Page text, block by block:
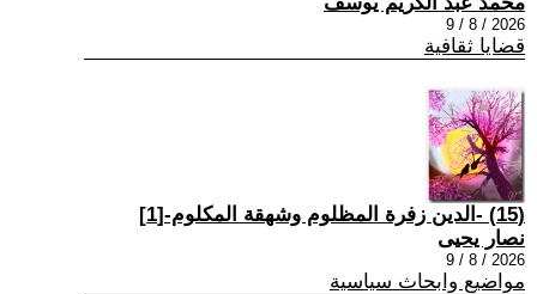
2026 / 8 / 9
قضايا ثقافية
(15) -الدين زفرة المظلوم وشهقة المكلوم-[1]
نصار يحيى
2026 / 8 / 9
مواضيع وابحاث سياسية